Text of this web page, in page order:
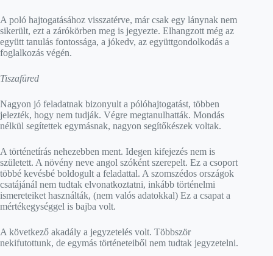
A poló hajtogatásához visszatérve, már csak egy lánynak nem
sikerült, ezt a zárókörben meg is jegyezte. Elhangzott még az
együtt tanulás fontossága, a jókedv, az együttgondolkodás a
foglalkozás végén.
Tiszafüred
Nagyon jó feladatnak bizonyult a pólóhajtogatást, többen
jelezték, hogy nem tudják. Végre megtanulhatták. Mondás
nélkül segítettek egymásnak, nagyon segítőkészek voltak.
A történetírás nehezebben ment. Idegen kifejezés nem is
született. A növény neve angol szóként szerepelt. Ez a csoport
többé kevésbé boldogult a feladattal. A szomszédos országok
csatájánál nem tudtak elvonatkoztatni, inkább történelmi
ismereteiket használták, (nem valós adatokkal) Ez a csapat a
mértékegységgel is bajba volt.
A következő akadály a jegyzetelés volt. Többször
nekifutottunk, de egymás történeteiből nem tudtak jegyzetelni.